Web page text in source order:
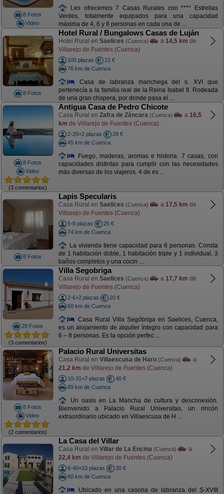
8 Fotos
Video
Les ofrecemos 7 Casas Rurales con **** Estrellas
Verdes, totalmente equipados para una capacidad
máxima de 4, 6 y 8 personas en cada una de ...
8 Fotos
Hotel Rural / Bungalows Casas de Luján
Hotel Rural en Saelices (Cuenca) a 14,5 km de
Villarejo de Fuentes (Cuenca)
100 plazas
22 €
76 km de Cuenca
Casa de labranza manchega del s. XVI que
pertenecía a la familia real de la Reina Isabel II. Rodeada
de una gran chopera, por donde pasa el ...
8 Fotos
Video
(3 comentarios)
Antigua Casa de Pedro Chicote
Casa Rural en Zafra de Záncara (Cuenca) a 16,5
km de Villarejo de Fuentes (Cuenca)
2-20+2 plazas
28 €
45 km de Cuenca
Fuego, maderas, aromas e historia. 7 casas, con
capacidades distintas para cumplir con las necesidades
más diversas de los viajeros. 4 de es ...
8 Fotos
Lapis Specularis
Casa Rural en Saelices (Cuenca) a 17,5 km de
Villarejo de Fuentes (Cuenca)
5-8 plazas
25 €
74 km de Cuenca
La vivienda tiene capacidad para 6 personas. Consta
de 1 habitación doble, 1 habitación triple y 1 individual, 3
baños completos y una cocin ...
29 Fotos
(3 comentarios)
Villa Segobriga
Casa Rural en Saelices (Cuenca) a 17,7 km de
Villarejo de Fuentes (Cuenca)
2-6+2 plazas
20 €
60 km de Cuenca
Casa Rural Villa Segóbriga en Saelices, Cuenca,
es un alojamiento de alquiler íntegro con capacidad para
6 – 8 personas. Es la opción perfec ...
8 Fotos
Video
(2 comentarios)
Palacio Rural Universitas
Casa Rural en Villaescusa de Haro (Cuenca)
a
21,2 km de Villarejo de Fuentes (Cuenca)
10-31+7 plazas
40 €
89 km de Cuenca
Un oasis en La Mancha de cultura y desconexión.
Bienvenido a Palacio Rural Universitas, un rincón
extraordinario ubicado en Villaescusa de H ...
La Casa del Villar
Casa Rural en Villar de La Encina (Cuenca)
a
22,4 km de Villarejo de Fuentes (Cuenca)
6-40+10 plazas
30 €
80 km de Cuenca
Ubicado en una casona de labranza del S-XVIII